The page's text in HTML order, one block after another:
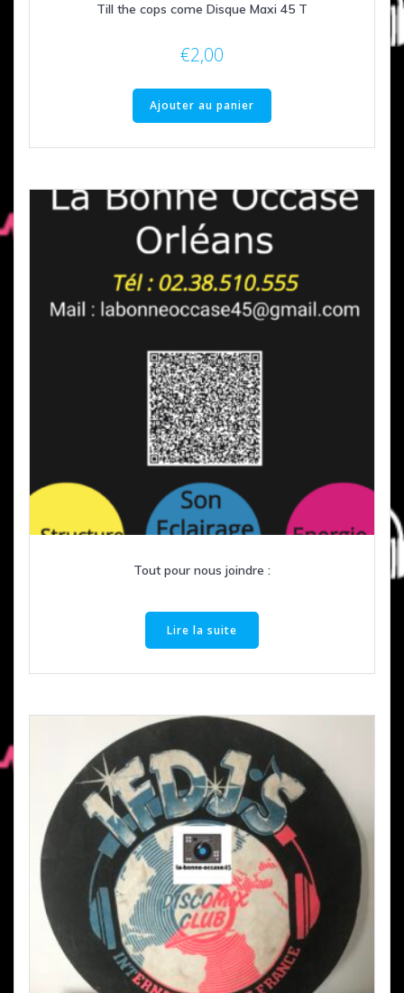
Till the cops come Disque Maxi 45 T
€2,00
Ajouter au panier
Tout pour nous joindre :
Lire la suite